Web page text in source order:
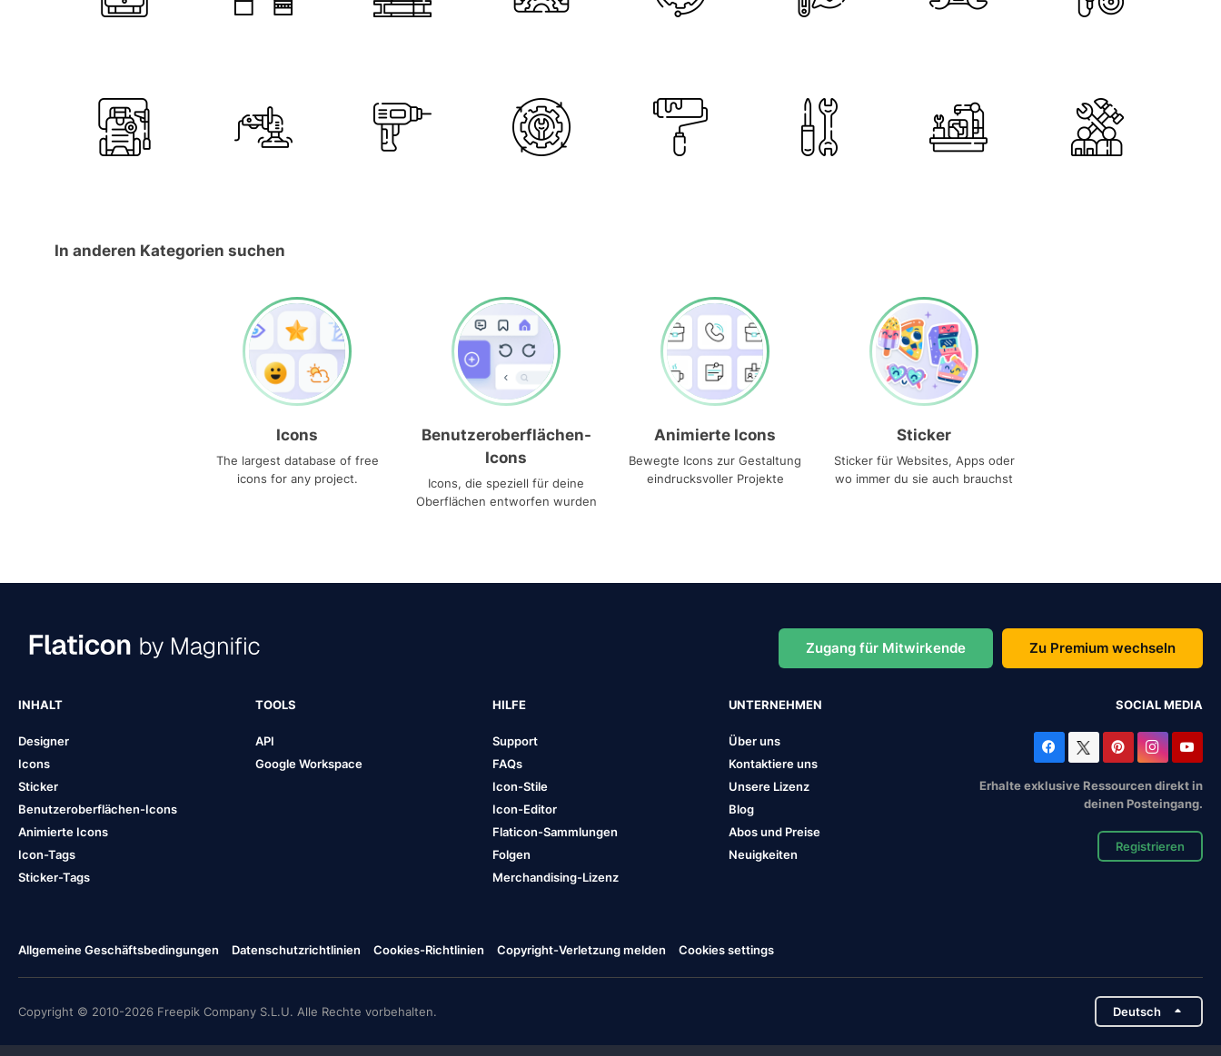
In anderen Kategorien suchen
Icons
The largest database of free
icons for any project.
Benutzeroberflächen-
Icons
Icons, die speziell für deine
Oberflächen entworfen wurden
Animierte Icons
Bewegte Icons zur Gestaltung
eindrucksvoller Projekte
Sticker
Sticker für Websites, Apps oder
wo immer du sie auch brauchst
Zugang für Mitwirkende Zu Premium wechseln
INHALT
Designer
Icons
Sticker
Benutzeroberflächen-Icons
Animierte Icons
Icon-Tags
Sticker-Tags
TOOLS
API
Google Workspace
HILFE
Support
FAQs
Icon-Stile
Icon-Editor
Flaticon-Sammlungen
Folgen
Merchandising-Lizenz
UNTERNEHMEN
Über uns
Kontaktiere uns
Unsere Lizenz
Blog
Abos und Preise
Neuigkeiten
SOCIAL MEDIA
Erhalte exklusive Ressourcen direkt in
deinen Posteingang.
Registrieren
Allgemeine Geschäftsbedingungen Datenschutzrichtlinien Cookies-Richtlinien Copyright-Verletzung melden Cookies settings
Copyright © 2010-2026 Freepik Company S.L.U. Alle Rechte vorbehalten. Deutsch